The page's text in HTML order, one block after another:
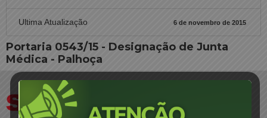
Ultima Atualização 6 de novembro de 2015
Portaria 0543/15 - Designação de Junta
Médica - Palhoça